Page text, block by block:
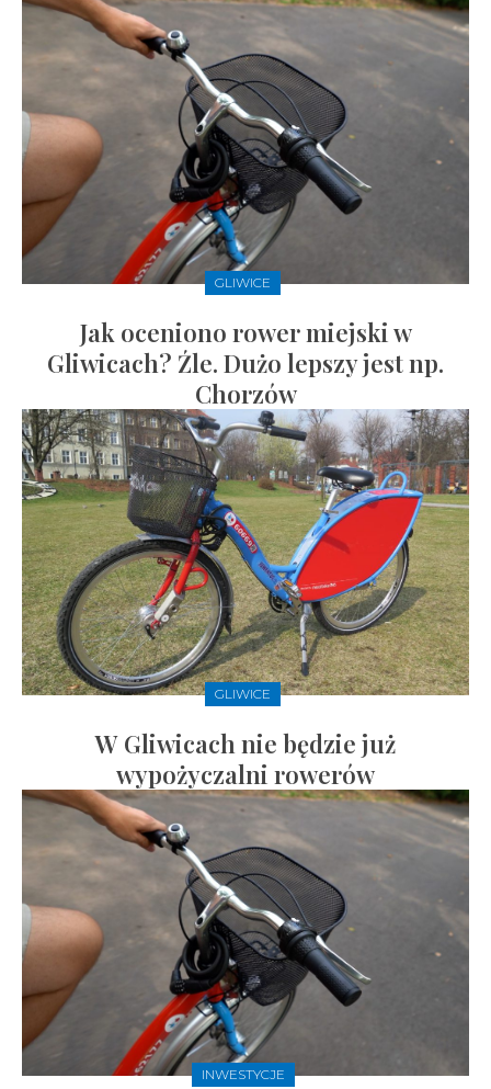
GLIWICE
Jak oceniono rower miejski w
Gliwicach? Źle. Dużo lepszy jest np.
Chorzów
GLIWICE
W Gliwicach nie będzie już
wypożyczalni rowerów
INWESTYCJE